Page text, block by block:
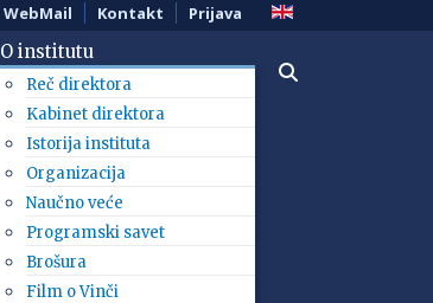
WebMail Kontakt Prijava
O institutu
Reč direktora
Kabinet direktora
Istorija instituta
Organizacija
Naučno veće
Programski savet
Brošura
Film o Vinči